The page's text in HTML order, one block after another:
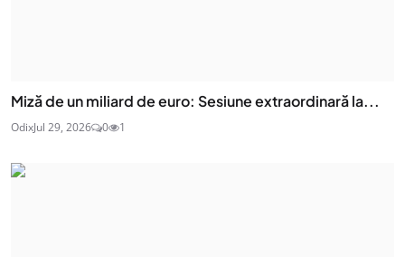
Miză de un miliard de euro: Sesiune extraordinară la...
OdixJul 29, 2026 0 1